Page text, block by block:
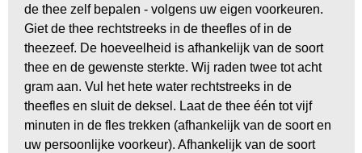
de thee zelf bepalen - volgens uw eigen voorkeuren.
Giet de thee rechtstreeks in de theefles of in de
theezeef. De hoeveelheid is afhankelijk van de soort
thee en de gewenste sterkte. Wij raden twee tot acht
gram aan. Vul het hete water rechtstreeks in de
theefles en sluit de deksel. Laat de thee één tot vijf
minuten in de fles trekken (afhankelijk van de soort en
uw persoonlijke voorkeur). Afhankelijk van de soort